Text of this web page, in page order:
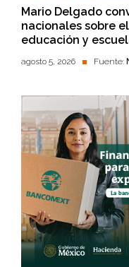
Mario Delgado
nacionales sobre
educación y
agosto 5, 2026 Fuente: